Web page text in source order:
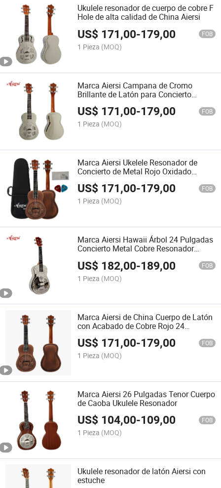
Ukulele resonador de cuerpo de cobre F
Hole de alta calidad de China Aiersi
US$ 171,00-179,00 FOB
1 Pieza (MOQ)
Marca Aiersi Campana de Cromo
Brillante de Latón para Concierto
Resonador Ukulele
US$ 171,00-179,00 FOB
1 Pieza (MOQ)
Marca Aiersi Ukelele Resonador de
Concierto de Metal Rojo Oxidado
Vintage Cuerpo de Latón 24 Pulgadas
US$ 171,00-179,00 FOB
1 Pieza (MOQ)
Marca Aiersi Hawaii Árbol 24 Pulgadas
Concierto Metal Cobre Resonador
US$ 182,00-189,00 FOB
1 Pieza (MOQ)
Marca Aiersi de China Cuerpo de Latón
con Acabado de Cobre Rojo 24
Pulgadas Ukulele Resonador de
Concierto
US$ 171,00-179,00 FOB
1 Pieza (MOQ)
Marca Aiersi 26 Pulgadas Tenor Cuerpo
de Caoba Ukulele Resonador
US$ 104,00-109,00 FOB
1 Pieza (MOQ)
Ukulele resonador de latón Aiersi con
estuche